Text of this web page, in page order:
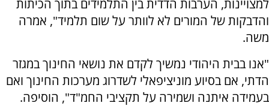
למצויינות, הערבות הדדית בין התלמידים בתוך הכיתות
והדבקות של המורים לא לוותר על שום תלמיד", אמרה
משה.
"אנו בבית היהודי נמשיך לקדם את נושאי החינוך במגזר
הדתי, אם בסיוע מוניציפאלי לשדרוג מערכות החינוך ואם
בעמידה איתנה ושמירה על תקציבי החמ"ד", הוסיפה.